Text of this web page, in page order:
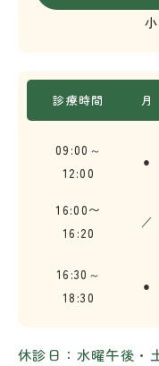
診療時間 月
09:00～
12:00
●
16:00〜
16:20
／
16:30～
18:30
●
休診日：水曜午後・